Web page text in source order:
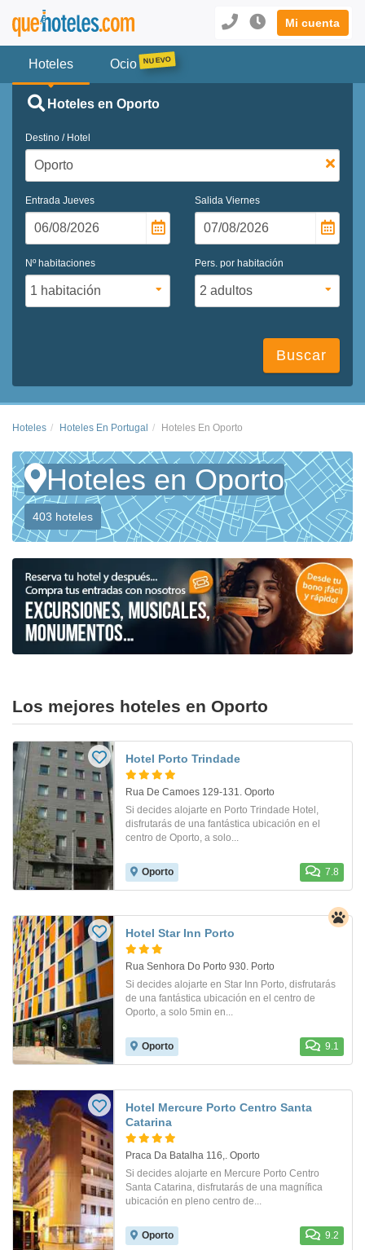
Mi cuenta
Hoteles Ocio
Hoteles en Oporto
Destino / Hotel
Entrada Jueves Salida Viernes
Nº habitaciones Pers. por habitación
Buscar
Hoteles Hoteles En Portugal Hoteles En Oporto
Hoteles en Oporto
403 hoteles
Los mejores hoteles en Oporto
Hotel Porto Trindade
Rua De Camoes 129-131. Oporto
Si decides alojarte en Porto Trindade Hotel,
disfrutarás de una fantástica ubicación en el
centro de Oporto, a solo...
Oporto 7.8
Hotel Star Inn Porto
Rua Senhora Do Porto 930. Porto
Si decides alojarte en Star Inn Porto, disfrutarás
de una fantástica ubicación en el centro de
Oporto, a solo 5min en...
Oporto 9.1
Hotel Mercure Porto Centro Santa
Catarina
Praca Da Batalha 116,. Oporto
Si decides alojarte en Mercure Porto Centro
Santa Catarina, disfrutarás de una magnífica
ubicación en pleno centro de...
Oporto 9.2